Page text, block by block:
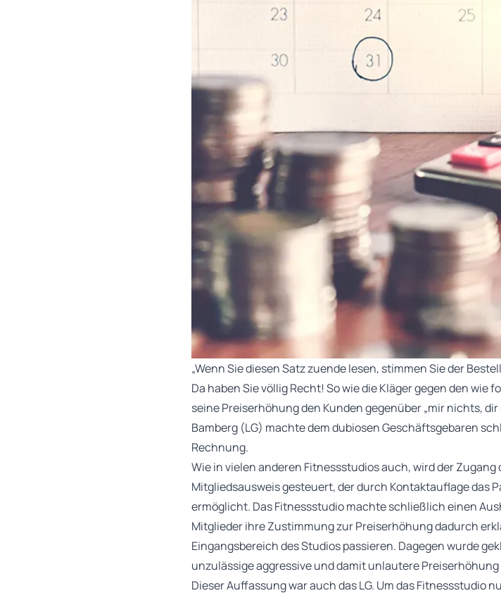
„Wenn Sie diesen Satz zuende lesen, stimmen Sie der
Da haben Sie völlig Recht! So wie die Kläger gegen den
seine Preiserhöhung den Kunden gegenüber „mir nichts,
Bamberg (LG) machte dem dubiosen Geschäftsgebaren
Rechnung.
Wie in vielen anderen Fitnessstudios auch, wird der
Mitgliedsausweis gesteuert, der durch Kontaktauflage das
ermöglicht. Das Fitnessstudio machte schließlich einen
Mitglieder ihre Zustimmung zur Preiserhöhung dadurch
Eingangsbereich des Studios passieren. Dagegen wurde
unzulässige aggressive und damit unlautere
Dieser Auffassung war auch das LG. Um das Fitnessstudio